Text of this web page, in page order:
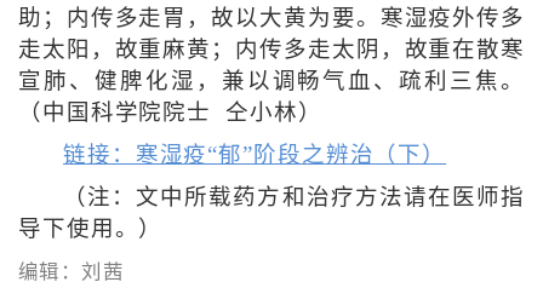
助；内传多走胃，故以大黄为要。寒湿疫外传多
走太阳，故重麻黄；内传多走太阴，故重在散寒
宣肺、健脾化湿，兼以调畅气血、疏利三焦。
（中国科学院院士 仝小林）
链接：寒湿疫“郁”阶段之辨治（下）
（注：文中所载药方和治疗方法请在医师指
导下使用。）
编辑：刘茜